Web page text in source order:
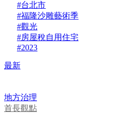
#台北市
#福隆沙雕藝術季
#觀光
#房屋稅自用住宅
#2023
最新
地方治理
首長觀點